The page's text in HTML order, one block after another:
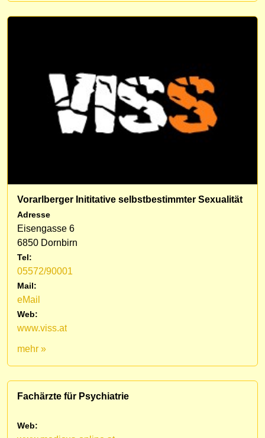
Vorarlberger Inititative selbstbestimmter Sexualität
Adresse
Eisengasse 6
6850 Dornbirn
Tel:
05572/90001
Mail:
eMail
Web:
www.viss.at
mehr »
Fachärzte für Psychiatrie
Web: